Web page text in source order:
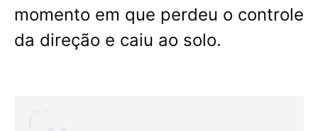
momento em que perdeu o controle
da direção e caiu ao solo.